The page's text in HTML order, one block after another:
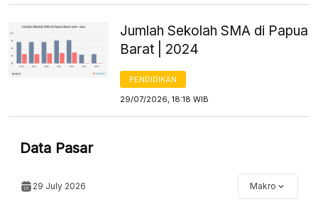
Jumlah Sekolah SMA di Papua
Barat | 2024
PENDIDIKAN
29/07/2026, 18:18 WIB
Data Pasar
29 July 2026 Makro